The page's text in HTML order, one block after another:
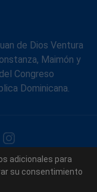
de Dios Ventura
Maimón y
Congreso
Dominicana.
de la República
reservados.
adicionales para
su consentimiento